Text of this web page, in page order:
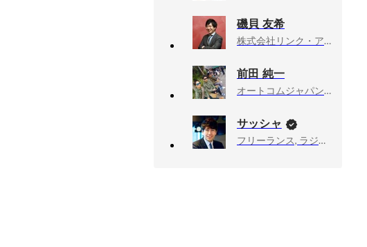
磯貝 友希
株式会社リンク・アイ Link-i Inc., 代表取締役社長
前田 純一
オートコムジャパン株式会社, 国内営業課２課
サッシャ
フリーランス, ラジオDJ・ナビゲーター